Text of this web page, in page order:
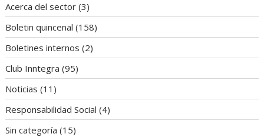
Acerca del sector (3)
Boletin quincenal (158)
Boletines internos (2)
Club Inntegra (95)
Noticias (11)
Responsabilidad Social (4)
Sin categoría (15)